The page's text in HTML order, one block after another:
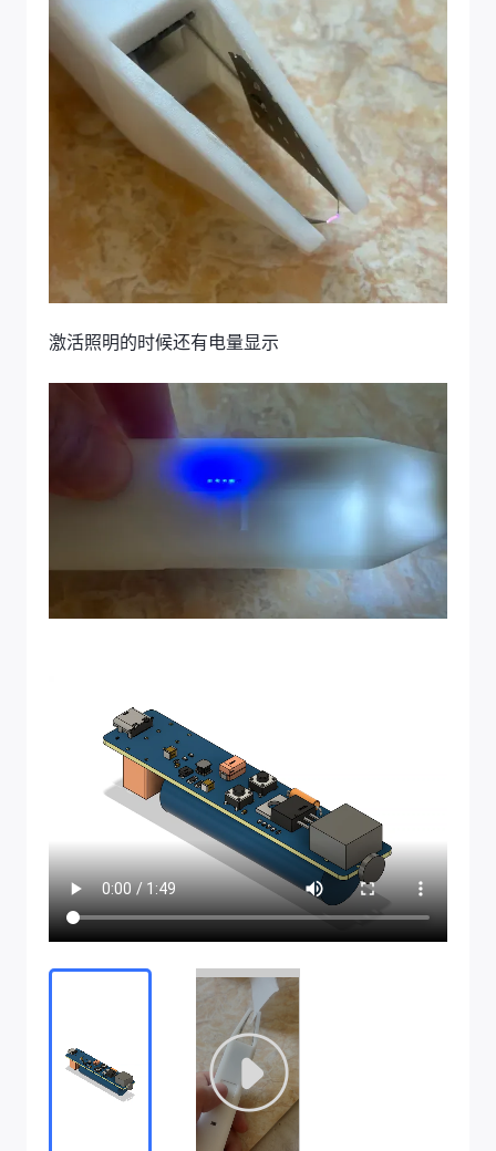
激活照明的时候还有电量显示